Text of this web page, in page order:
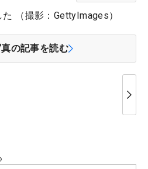
（撮影：GettyImages）
の記事を読む